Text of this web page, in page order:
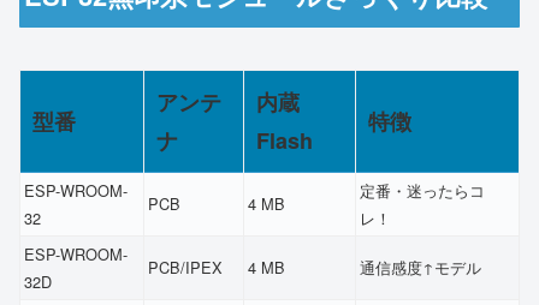
型番
アンテ
ナ
内蔵
Flash
特徴
ESP-WROOM-
32
PCB 4 MB
定番・迷ったらコ
レ！
ESP-WROOM-
32D
PCB/IPEX 4 MB 通信感度↑モデル